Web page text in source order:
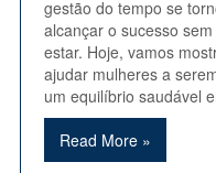
gestão do tempo se
alcançar o sucesso
estar. Hoje, vamos
ajudar mulheres a
um equilíbrio saudável
Read More »